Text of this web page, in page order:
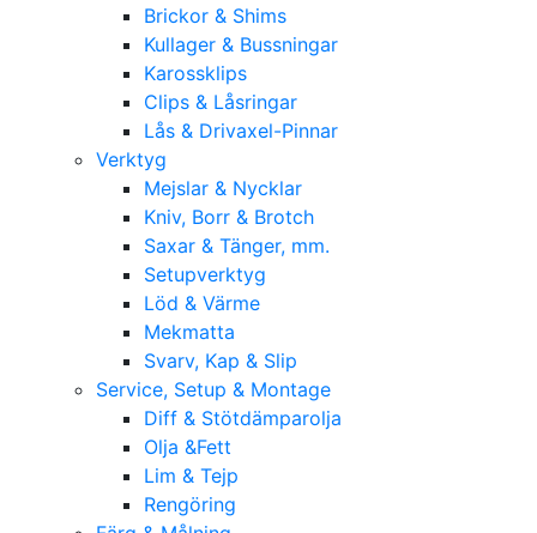
Brickor & Shims
Kullager & Bussningar
Karossklips
Clips & Låsringar
Lås & Drivaxel-Pinnar
Verktyg
Mejslar & Nycklar
Kniv, Borr & Brotch
Saxar & Tänger, mm.
Setupverktyg
Löd & Värme
Mekmatta
Svarv, Kap & Slip
Service, Setup & Montage
Diff & Stötdämparolja
Olja &Fett
Lim & Tejp
Rengöring